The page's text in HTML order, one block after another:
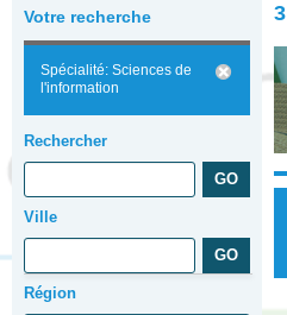
Votre recherche
Spécialité: Sciences de
l'information
Rechercher
Ville
Région
3